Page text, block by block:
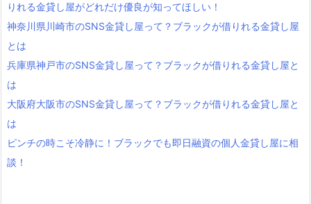
りれる金貸し屋がどれだけ優良が知ってほしい！
神奈川県川崎市のSNS金貸し屋って？ブラックが借りれる金貸し屋
とは
兵庫県神戸市のSNS金貸し屋って？ブラックが借りれる金貸し屋と
は
大阪府大阪市のSNS金貸し屋って？ブラックが借りれる金貸し屋と
は
ピンチの時こそ冷静に！ブラックでも即日融資の個人金貸し屋に相
談！